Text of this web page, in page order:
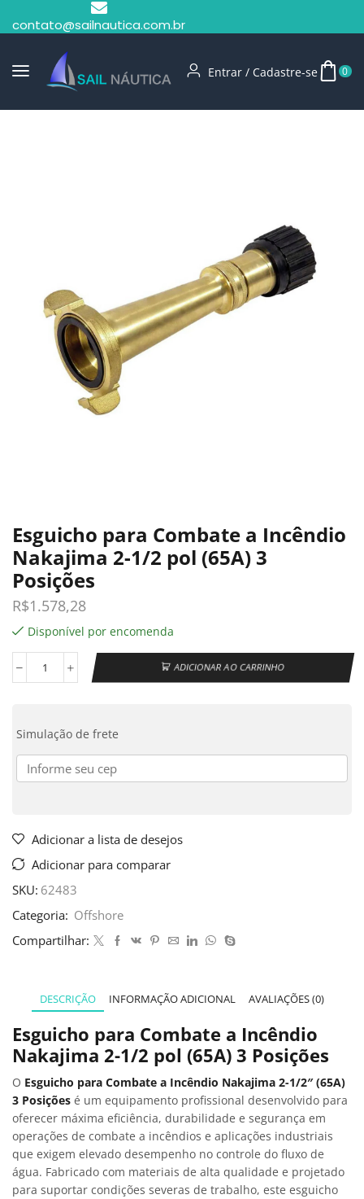
contato@sailnautica.com.br
Entrar / Cadastre-se 0
Esguicho para Combate a Incêndio
Nakajima 2-1/2 pol (65A) 3
Posições
R$1.578,28
Disponível por encomenda
ADICIONAR AO CARRINHO
Simulação de frete
Adicionar a lista de desejos
Adicionar para comparar
SKU: 62483
Categoria: Offshore
Compartilhar:
DESCRIÇÃO INFORMAÇÃO ADICIONAL AVALIAÇÕES (0)
Esguicho para Combate a Incêndio
Nakajima 2-1/2 pol (65A) 3 Posições
O Esguicho para Combate a Incêndio Nakajima 2-1/2″ (65A)
3 Posições é um equipamento profissional desenvolvido para
oferecer máxima eficiência, durabilidade e segurança em
operações de combate a incêndios e aplicações industriais
que exigem elevado desempenho no controle do fluxo de
água. Fabricado com materiais de alta qualidade e projetado
para suportar condições severas de trabalho, este esguicho